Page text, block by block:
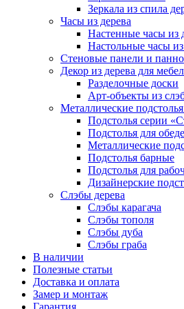
Зеркала из спила
Часы из дерева
Настенные часы из
Настольные часы из
Стеновые панели и панно
Декор из дерева для
Разделочные доски
Арт-объекты из
Металлические подстолья
Подстолья серии
Подстолья для
Металлические
Подстолья барные
Подстолья для
Дизайнерские
Слэбы дерева
Слэбы карагача
Слэбы тополя
Слэбы дуба
Слэбы граба
В наличии
Полезные статьи
Доставка и оплата
Замер и монтаж
Гарантия